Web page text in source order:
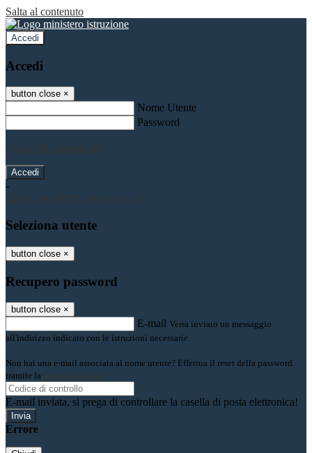
Salta al contenuto
Accedi
Accedi
button close ×
Nome Utente
Password
Password dimenticata?
-
Entra con SPID
Entra con CIE
Seleziona utente
button close ×
Recupero password
button close ×
E-mail Verrà inviato un messaggio
all'indirizzo indicato con le istruzioni necessarie.
Non hai una e-mail associata al nome utente? Effettua il reset della password
tramite la
Login Spaggiari
E-mail inviata, si prega di controllare la casella di posta elettronica!
Errore